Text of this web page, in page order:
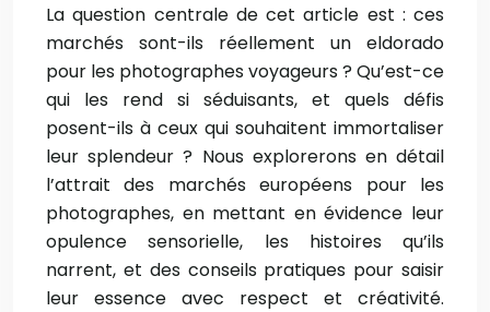
La question centrale de cet article est : ces
marchés sont-ils réellement un eldorado
pour les photographes voyageurs ? Qu’est-ce
qui les rend si séduisants, et quels défis
posent-ils à ceux qui souhaitent immortaliser
leur splendeur ? Nous explorerons en détail
l’attrait des marchés européens pour les
photographes, en mettant en évidence leur
opulence sensorielle, les histoires qu’ils
narrent, et des conseils pratiques pour saisir
leur essence avec respect et créativité.